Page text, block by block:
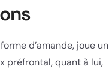
d’amande, joue un
préfrontal, quant à lui,